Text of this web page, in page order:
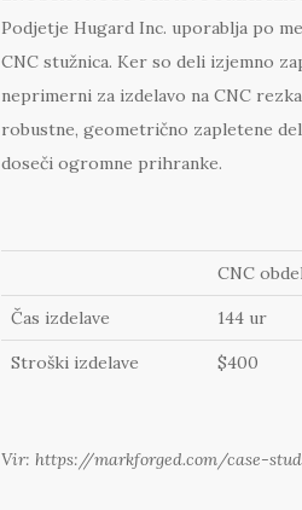
Podjetje Hugard Inc. uporablja po
CNC stužnica. Ker so deli izjemno
neprimerni za izdelavo na CNC
robustne, geometrično zapletene
doseči ogromne prihranke.
CNC
Čas izdelave 144 ur
Stroški izdelave $400
Vir: https://markforged.com/case-